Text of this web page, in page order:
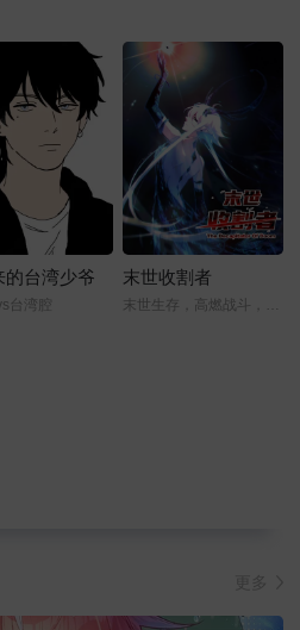
的台湾少爷
台湾腔
末世收割者
末世生存，高燃战斗，人性挣扎